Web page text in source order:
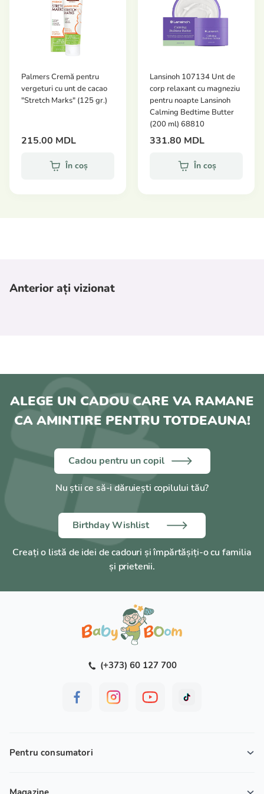
Alcool cetilic, unt din semințe de Theobroma Cacao
(cacao), parfum, unt de Butyrospermum Parkii (shea),
acetat de tocoferil, colagen Solube, elastină hidrolizată,
extract de rădăcină de Panax Ginseng, extract de flori
de Camellia Sinensis, glicerină, dimeticonă, lecitină,
carnitină, ubichinonă, trietanolamină, stearat de Peg-40,
fenoxietanol, carbomer, copolimer de acrilați, EDTA
tetrasodic, metilizotiazolinonă, benzoat de benzil,
cinamat de benzil și linalool.
Palmers Cremă pentru
vergeturi cu unt de cacao
"Stretch Marks" (125 gr.)
215.00 MDL
În coș
Lansinoh 107134 Unt de
corp relaxant cu magneziu
pentru noapte Lansinoh
Calming Bedtime Butter
(200 ml) 68810
331.80 MDL
În coș
Anterior ați vizionat
ALEGE UN CADOU CARE VA RAMANE
CA AMINTIRE PENTRU TOTDEAUNA!
Cadou pentru un copil
Nu știi ce să-i dăruiești copilului tău?
Birthday Wishlist
Creați o listă de idei de cadouri și împărtășiți-o cu familia
și prietenii.
(+373) 60 127 700
Pentru consumatori